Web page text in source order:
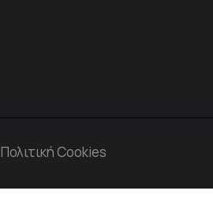
Πολιτική Cookies